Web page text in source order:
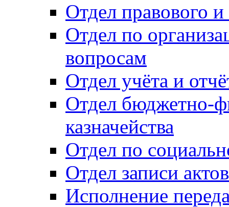
Отдел правового
Отдел по
вопросам
Отдел учёта и
Отдел бюджетно-
казначейства
Отдел по
Отдел записи
Исполнение